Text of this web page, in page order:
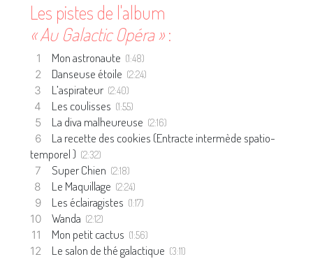
Les pistes de l'album
« Au Galactic Opéra »:
Mon astronaute (1:48)
Danseuse étoile (2:24)
L’aspirateur (2:40)
Les coulisses (1:55)
La diva malheureuse (2:16)
La recette des cookies (Entracte intermède spatio-
temporel ) (2:32)
Super Chien (2:18)
Le Maquillage (2:24)
Les éclairagistes (1:17)
Wanda (2:12)
Mon petit cactus (1:56)
Le salon de thé galactique (3:11)